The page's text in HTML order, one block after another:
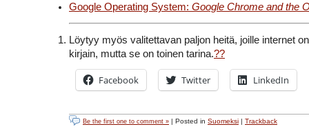
Google Operating System: Google Chrome and the
Löytyy myös valitettavan paljon heitä, joille internet
kirjain, mutta se on toinen tarina.??
Facebook Twitter LinkedIn
Be the first one to comment » | Posted in Suomeksi | Trackback